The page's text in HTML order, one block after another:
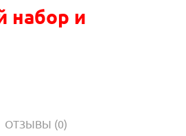
набор и
ОТЗЫВЫ (0)